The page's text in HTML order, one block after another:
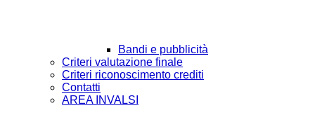
Bandi e pubblicità
Criteri valutazione finale
Criteri riconoscimento crediti
Contatti
AREA INVALSI